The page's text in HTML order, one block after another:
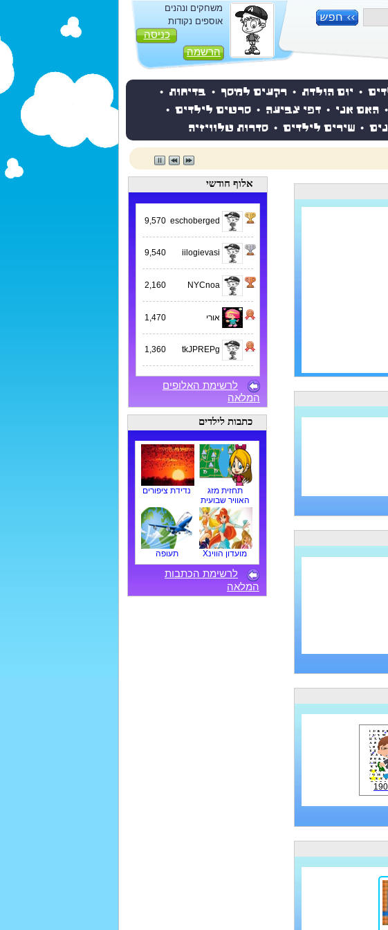
משחקים ונהנים
אוספים נקודות
כניסה
הרשמה
• יום הולדת • רקעים למסך • בדיחות •
• האם אני • דפי צביעה • סרטים לילדים •
• שירים לילדים • סדרות טלוויזיה
אלוף חודשי
9,570
9,540
2,160
אורי 1,470
1,360
לרשימת האלופים
המלאה
כתבות לילדים
תחזית מזג
האוויר שבועית
נדידת ציפורים
מועדון הווינX תעופה
לרשימת הכתבות
המלאה